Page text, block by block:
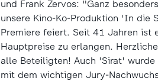
und Frank Zervos: "Ganz
unsere Kino-Ko-Produktion 'In die
Premiere feiert. Seit 41 Jahren ist
Hauptpreise zu erlangen.
alle Beteiligten! Auch 'Sirat' wurde
mit dem wichtigen Jury-